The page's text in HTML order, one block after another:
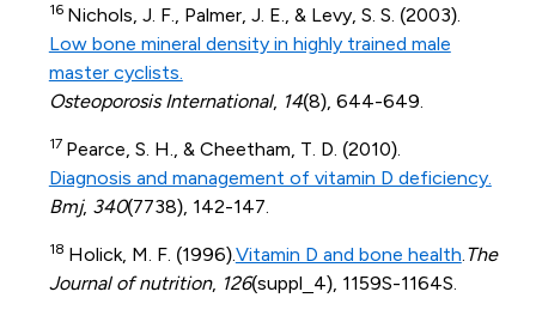
16 Nichols, J. F., Palmer, J. E., & Levy, S. S. (2003).
Low bone mineral density in highly trained male
master cyclists.
Osteoporosis International, 14(8), 644-649.
17 Pearce, S. H., & Cheetham, T. D. (2010).
Diagnosis and management of vitamin D deficiency.
Bmj, 340(7738), 142-147.
18 Holick, M. F. (1996).Vitamin D and bone health The
Journal of nutrition, 126(suppl_4), 1159S-1164S.